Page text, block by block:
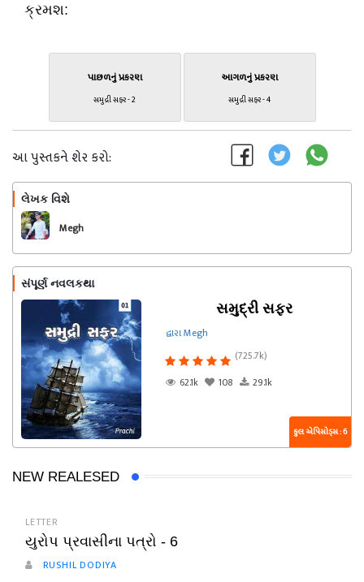
ક્રમશ:
પાછળનું પ્રકરણ
સમુદ્રી સફર - 2
આગળનું પ્રકરણ
સમુદ્રી સફર - 4
આ પુસ્તકને શેર કરો:
લેખક વિશે
Megh
સંપૂર્ણ નવલકથા
સમુદ્રી સફર
દ્વારા Megh
(725.7k)
62.1k
108 29.1k
કુલ એપિસોડ્સ : 6
NEW REALESED
LETTER
યુરોપ પ્રવાસીના પત્રો - 6
RUSHIL DODIYA